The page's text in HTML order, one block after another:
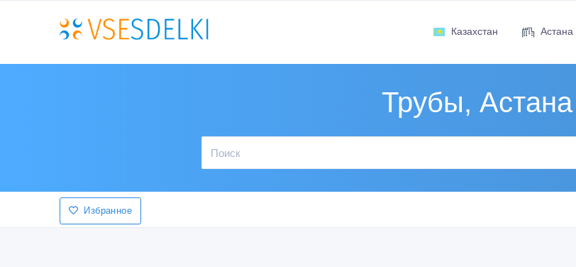
Казахстан Астана
Трубы, Астана
Избранное